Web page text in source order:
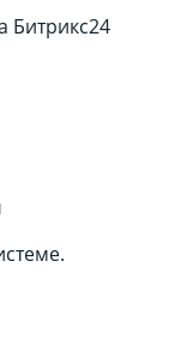
Битрикс24